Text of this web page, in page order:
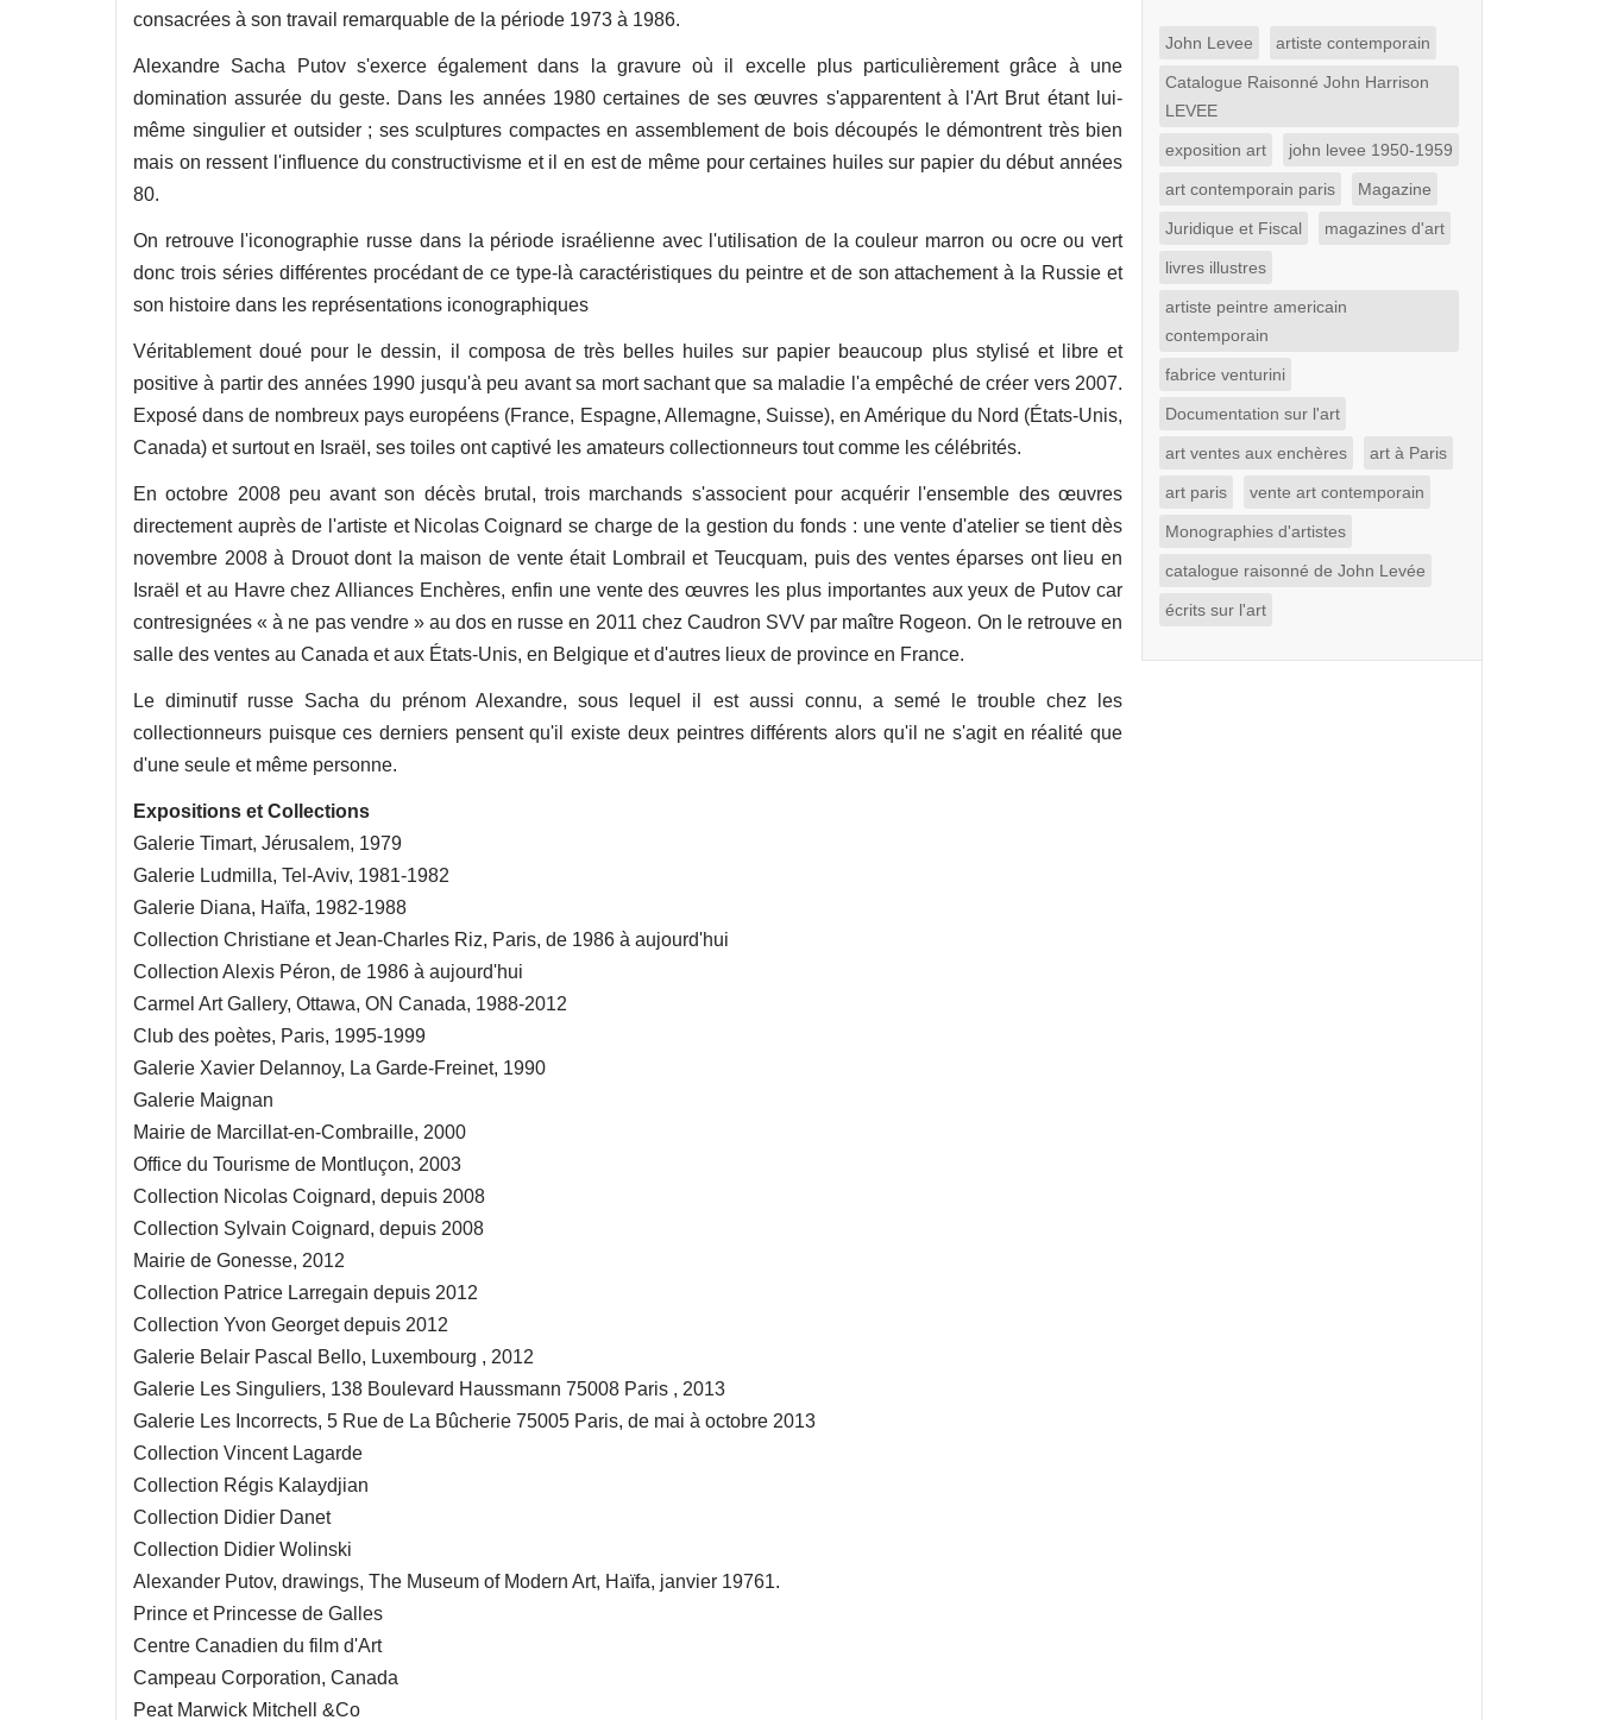
consacrées à son travail remarquable de la période 1973 à 1986.
Alexandre Sacha Putov s'exerce également dans la gravure où il excelle plus particulièrement grâce à une
domination assurée du geste. Dans les années 1980 certaines de ses œuvres s'apparentent à l'Art Brut étant lui-
même singulier et outsider ; ses sculptures compactes en assemblement de bois découpés le démontrent très bien
mais on ressent l'influence du constructivisme et il en est de même pour certaines huiles sur papier du début années
80.
On retrouve l'iconographie russe dans la période israélienne avec l'utilisation de la couleur marron ou ocre ou vert
donc trois séries différentes procédant de ce type-là caractéristiques du peintre et de son attachement à la Russie et
son histoire dans les représentations iconographiques
Véritablement doué pour le dessin, il composa de très belles huiles sur papier beaucoup plus stylisé et libre et
positive à partir des années 1990 jusqu'à peu avant sa mort sachant que sa maladie l'a empêché de créer vers 2007.
Exposé dans de nombreux pays européens (France, Espagne, Allemagne, Suisse), en Amérique du Nord (États-Unis,
Canada) et surtout en Israël, ses toiles ont captivé les amateurs collectionneurs tout comme les célébrités.
En octobre 2008 peu avant son décès brutal, trois marchands s'associent pour acquérir l'ensemble des œuvres
directement auprès de l'artiste et Nicolas Coignard se charge de la gestion du fonds : une vente d'atelier se tient dès
novembre 2008 à Drouot dont la maison de vente était Lombrail et Teucquam, puis des ventes éparses ont lieu en
Israël et au Havre chez Alliances Enchères, enfin une vente des œuvres les plus importantes aux yeux de Putov car
contresignées « à ne pas vendre » au dos en russe en 2011 chez Caudron SVV par maître Rogeon. On le retrouve en
salle des ventes au Canada et aux États-Unis, en Belgique et d'autres lieux de province en France.
Le diminutif russe Sacha du prénom Alexandre, sous lequel il est aussi connu, a semé le trouble chez les
collectionneurs puisque ces derniers pensent qu'il existe deux peintres différents alors qu'il ne s'agit en réalité que
d'une seule et même personne.
Expositions et Collections
Galerie Timart, Jérusalem, 1979
Galerie Ludmilla, Tel-Aviv, 1981-1982
Galerie Diana, Haïfa, 1982-1988
Collection Christiane et Jean-Charles Riz, Paris, de 1986 à aujourd'hui
Collection Alexis Péron, de 1986 à aujourd'hui
Carmel Art Gallery, Ottawa, ON Canada, 1988-2012
Club des poètes, Paris, 1995-1999
Galerie Xavier Delannoy, La Garde-Freinet, 1990
Galerie Maignan
Mairie de Marcillat-en-Combraille, 2000
Office du Tourisme de Montluçon, 2003
Collection Nicolas Coignard, depuis 2008
Collection Sylvain Coignard, depuis 2008
Mairie de Gonesse, 2012
Collection Patrice Larregain depuis 2012
Collection Yvon Georget depuis 2012
Galerie Belair Pascal Bello, Luxembourg , 2012
Galerie Les Singuliers, 138 Boulevard Haussmann 75008 Paris , 2013
Galerie Les Incorrects, 5 Rue de La Bûcherie 75005 Paris, de mai à octobre 2013
Collection Vincent Lagarde
Collection Régis Kalaydjian
Collection Didier Danet
Collection Didier Wolinski
Alexander Putov, drawings, The Museum of Modern Art, Haïfa, janvier 19761.
Prince et Princesse de Galles
Centre Canadien du film d'Art
Campeau Corporation, Canada
Peat Marwick Mitchell &Co
John Levee artiste contemporain
Catalogue Raisonné John Harrison
LEVEE
exposition art john levee 1950-1959
art contemporain paris Magazine
Juridique et Fiscal magazines d'art
livres illustres
artiste peintre americain
contemporain
fabrice venturini
Documentation sur l'art
art ventes aux enchères art à Paris
art paris vente art contemporain
Monographies d'artistes
catalogue raisonné de John Levée
écrits sur l'art